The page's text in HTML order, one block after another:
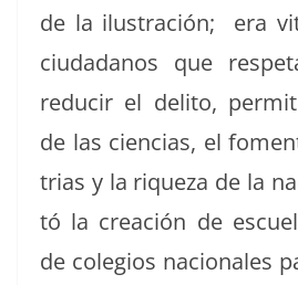
de la ilus­tración; era
ciu­dadanos que
reducir el deli­to,
de las cien­cias, el
trias y la riqueza de la
tó la creación de
de cole­gios nacionales